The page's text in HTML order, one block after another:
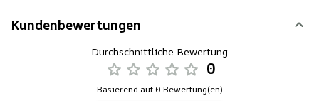
Kundenbewertungen
Durchschnittliche Bewertung
0
Basierend auf 0 Bewertung(en)